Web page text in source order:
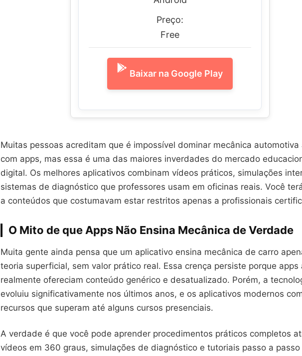
Preço:
Free
Baixar na Google Play
Muitas pessoas acreditam que é impossível dominar mecânica automotiva
com apps, mas essa é uma das maiores inverdades do mercado
digital. Os melhores aplicativos combinam vídeos práticos, simulações
sistemas de diagnóstico que professores usam em oficinas reais. Você
a conteúdos que costumavam estar restritos apenas a profissionais
O Mito de que Apps Não Ensina Mecânica de Verdade
Muita gente ainda pensa que um aplicativo ensina mecânica de carro
teoria superficial, sem valor prático real. Essa crença persiste porque apps
realmente ofereciam conteúdo genérico e desatualizado. Porém, a
evoluiu significativamente nos últimos anos, e os aplicativos modernos
recursos que superam até alguns cursos presenciais.
A verdade é que você pode aprender procedimentos práticos completos
vídeos em 360 graus, simulações de diagnóstico e tutoriais passo a passo